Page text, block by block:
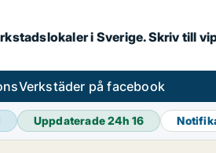
i Sverige. Skriv till
Verkstäder på facebook
Uppdaterade 24h16